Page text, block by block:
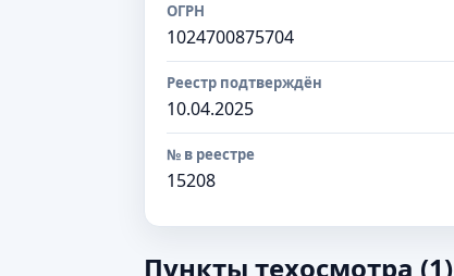
ОГРН
1024700875704
Реестр подтверждён
10.04.2025
№ в реестре
15208
Пункты техосмотра (1)